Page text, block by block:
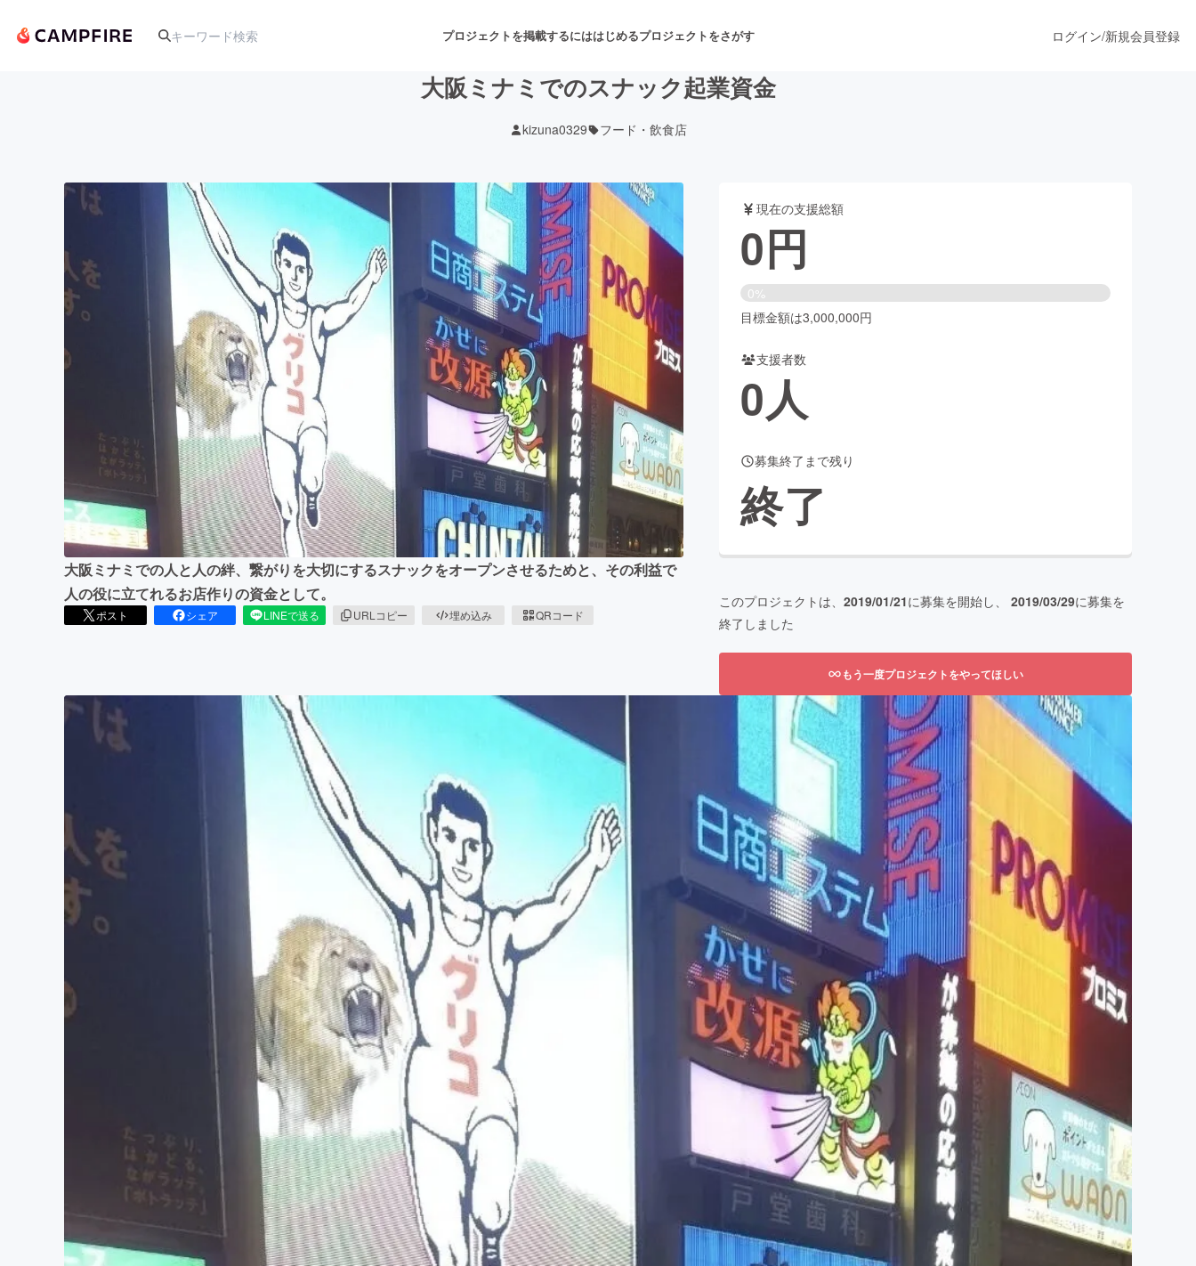
プロジェクトを掲載するにははじめるプロジェクトをさがす
アート・写真 舞台・パフォーマンス
テクノロジー・ガジェット ゲーム・サービス開発
映像・映画 書籍・雑誌出版 アニメ・漫画
ビジネス・起業 チャレンジ ビューティー・ヘルスケア
まちづくり・地域活性化
CAMPFIRE for Social Good CAMPFIRE Creation
CAMPFIREふるさと納税
machi-yaコミュニティ
ログイン/新規会員登録
大阪ミナミでのスナック起業資金
kizuna0329 フード・飲食店
大阪ミナミでの人と人の絆、繋がりを大切にするスナックをオープンさせるためと、その利益で
人の役に立てれるお店作りの資金として。
ポスト シェア LINEで送る URLコピー 埋め込み QRコード
現在の支援総額
0円
0%
目標金額は3,000,000円
支援者数
0人
募集終了まで残り
終了
このプロジェクトは、 2019/01/21に募集を開始し、 2019/03/29に募集を
終了しました
もう一度プロジェクトをやってほしい